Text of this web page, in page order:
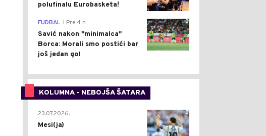
polufinalu Eurobasketa!
0
FUDBAL Pre 4 h
Savić nakon "minimalca"
Borca: Morali smo postići bar
još jedan gol
KOLUMNA - NEBOJŠA ŠATARA
0
23.07.2026.
Mesi(ja)